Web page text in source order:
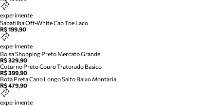
experimente
Sapatilha Off-White Cap Toe Laco
R$ 199,90
experimente
Bolsa Shopping Preto Mercato Grande
R$ 329,90
Coturno Preto Couro Tratorado Basico
R$ 399,90
Bota Preta Cano Longo Salto Baixo Montaria
R$ 479,90
experimente